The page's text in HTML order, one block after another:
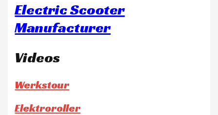
Electric Scooter
Manufacturer
Videos
Werkstour
Elektroroller